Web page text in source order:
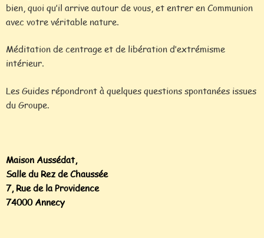
bien, quoi qu’il arrive autour de vous, et entrer en Communion
avec votre véritable nature.
Méditation de centrage et de libération d’extrémisme
intérieur.
Les Guides répondront à quelques questions spontanées issues
du Groupe.
Maison Aussédat,
Salle du Rez de Chaussée
7, Rue de la Providence
74000 Annecy